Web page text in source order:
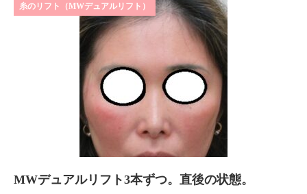
糸のリフト（MWデュアルリフト）
MWデュアルリフト3本ずつ。直後の状態。